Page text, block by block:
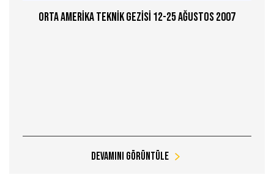
Orta Amerİka Teknİk Gezİsİ 12-25 Ağustos 2007
Devamını Görüntüle